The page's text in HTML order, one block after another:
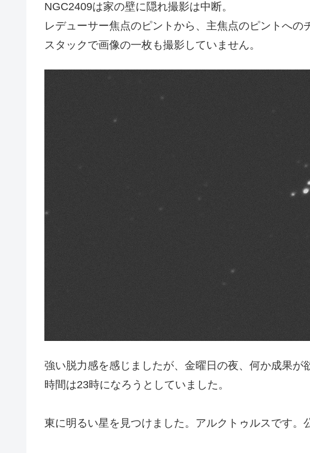
NGC2409は家の壁に隠れ撮影は中断。
レデューサー焦点のピントから、主焦点のピントへ
スタックで画像の一枚も撮影していません。
強い脱力感を感じましたが、金曜日の夜、何か成果が
時間は23時になろうとしていました。
東に明るい星を見つけました。アルクトゥルスです。